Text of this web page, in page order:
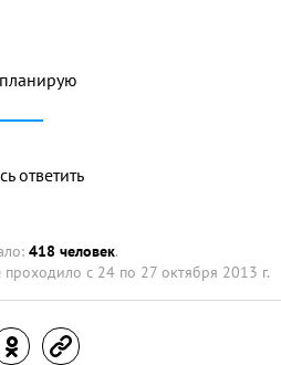
ответить
418 человек.
проходило с 24 по 27 октября 2013 г.